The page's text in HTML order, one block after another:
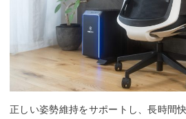
正しい姿勢維持をサポートし、長時間